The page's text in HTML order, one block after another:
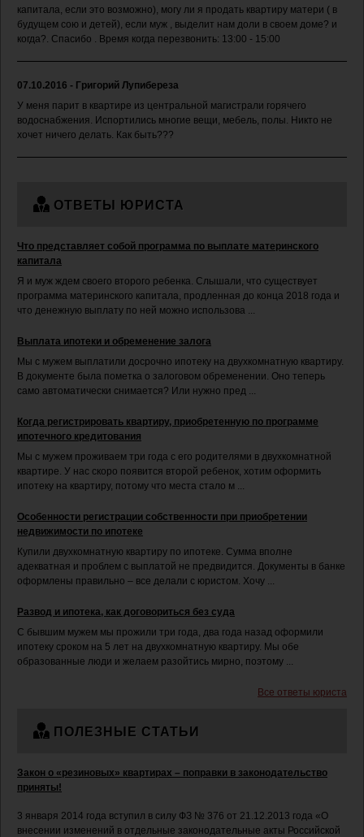
капитала, если это возможно), могу ли я продать квартиру матери ( в
будущем сою и детей), если муж , выделит нам доли в своем доме? и
когда?. Спасибо . Время когда перезвонить: 13:00 - 15:00
07.10.2016 - Григорий Лупибереза
У меня парит в квартире из центральной магистрали горячего
водоснабжения. Испортились многие вещи, мебель, полы. Никто не
хочет ничего делать. Как быть???
ОТВЕТЫ ЮРИСТА
Что представляет собой программа по выплате материнского
капитала
Я и муж ждем своего второго ребенка. Слышали, что существует
программа материнского капитала, продленная до конца 2018 года и
что денежную выплату по ней можно использова ...
Выплата ипотеки и обременение залога
Мы с мужем выплатили досрочно ипотеку на двухкомнатную квартиру.
В документе была пометка о залоговом обременении. Оно теперь
само автоматически снимается? Или нужно пред ...
Когда регистрировать квартиру, приобретенную по программе
ипотечного кредитования
Мы с мужем проживаем три года с его родителями в двухкомнатной
квартире. У нас скоро появится второй ребенок, хотим оформить
ипотеку на квартиру, потому что места стало м ...
Особенности регистрации собственности при приобретении
недвижимости по ипотеке
Купили двухкомнатную квартиру по ипотеке. Сумма вполне
адекватная и проблем с выплатой не предвидится. Документы в банке
оформлены правильно – все делали с юристом. Хочу ...
Развод и ипотека, как договориться без суда
С бывшим мужем мы прожили три года, два года назад оформили
ипотеку сроком на 5 лет на двухкомнатную квартиру. Мы обе
образованные люди и желаем разойтись мирно, поэтому ...
Все ответы юриста
ПОЛЕЗНЫЕ СТАТЬИ
Закон о «резиновых» квартирах – поправки в законодательство
приняты!
3 января 2014 года вступил в силу ФЗ № 376 от 21.12.2013 года «О
внесении изменений в отдельные законодательные акты Российской